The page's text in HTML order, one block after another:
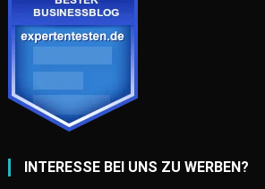
INTERESSE BEI UNS ZU WERBEN?